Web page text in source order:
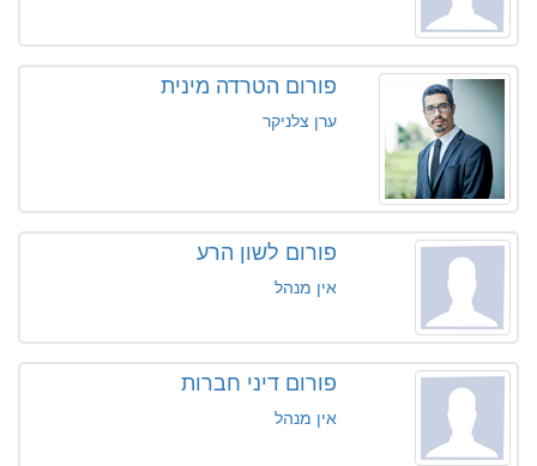
פורום הטרדה מינית
ערן צלניקר
פורום לשון הרע
אין מנהל
פורום דיני חברות
אין מנהל